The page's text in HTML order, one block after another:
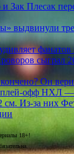
Зак Плесак
выдвинули
сыграл
Он
плей-офф НХЛ
см. Из-за них
18+!